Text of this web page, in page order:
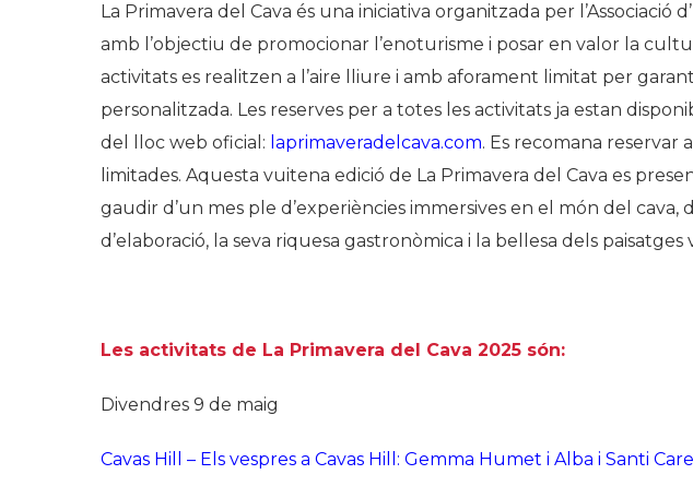
La Primavera del Cava és una iniciativa organitzada per l’Associació
amb l’objectiu de promocionar l’enoturisme i posar en valor la
activitats es realitzen a l’aire lliure i amb aforament limitat per
personalitzada. Les reserves per a totes les activitats ja estan
del lloc web oficial: laprimaveradelcava.com. Es recomana reservar
limitades. Aquesta vuitena edició de La Primavera del Cava es
gaudir d’un mes ple d’experiències immersives en el món del cava,
d’elaboració, la seva riquesa gastronòmica i la bellesa dels paisatges
Les activitats de La Primavera del Cava 2025 són:
Divendres 9 de maig
Cavas Hill – Els vespres a Cavas Hill: Gemma Humet i Alba i Santi